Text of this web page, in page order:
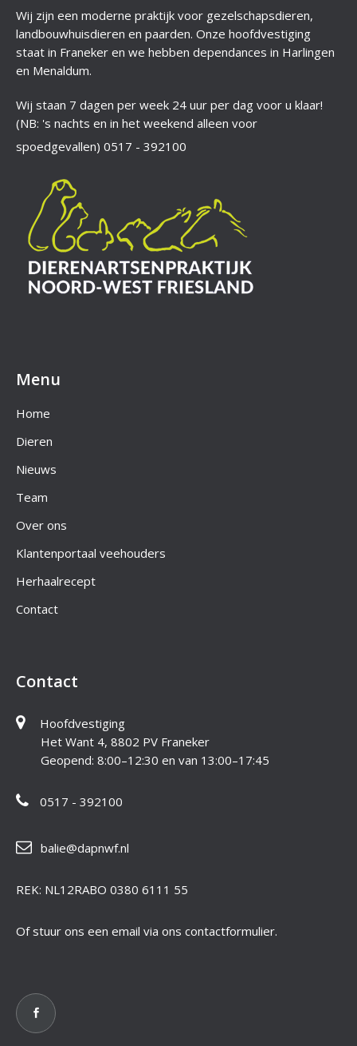
Wij zijn een moderne praktijk voor gezelschapsdieren,
landbouwhuisdieren en paarden. Onze hoofdvestiging
staat in Franeker en we hebben dependances in Harlingen
en Menaldum.
Wij staan 7 dagen per week 24 uur per dag voor u klaar!
(NB: 's nachts en in het weekend alleen voor
spoedgevallen) 0517 - 392100
Menu
Home
Dieren
Nieuws
Team
Over ons
Klantenportaal veehouders
Herhaalrecept
Contact
Contact
Hoofdvestiging
Het Want 4, 8802 PV Franeker
Geopend: 8:00–12:30 en van 13:00–17:45
0517 - 392100
balie@dapnwf.nl
REK: NL12RABO 0380 6111 55
Of stuur ons een email via ons contactformulier.